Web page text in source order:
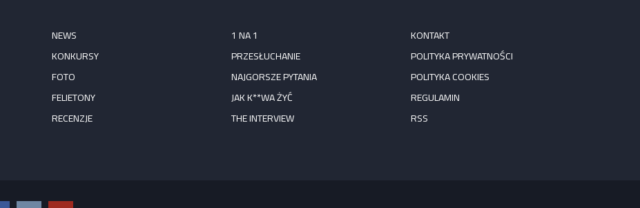
NEWS
KONKURSY
FOTO
FELIETONY
RECENZJE
1 NA 1
PRZESŁUCHANIE
NAJGORSZE PYTANIA
JAK K**WA ŻYĆ
THE INTERVIEW
KONTAKT
POLITYKA PRYWATNOŚCI
POLITYKA COOKIES
REGULAMIN
RSS